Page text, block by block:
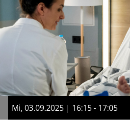
Mi, 03.09.2025 | 16:15 - 17:05